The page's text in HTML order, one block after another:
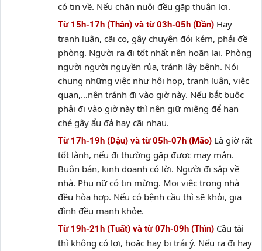
có tin về. Nếu chăn nuôi đều gặp thuận lợi.
Từ 15h-17h (Thân) và từ 03h-05h (Dần) Hay
tranh luận, cãi cọ, gây chuyện đói kém, phải đề
phòng. Người ra đi tốt nhất nên hoãn lại. Phòng
người người nguyền rủa, tránh lây bệnh. Nói
chung những việc như hội họp, tranh luận, việc
quan,…nên tránh đi vào giờ này. Nếu bắt buộc
phải đi vào giờ này thì nên giữ miệng để hạn
ché gây ẩu đả hay cãi nhau.
Từ 17h-19h (Dậu) và từ 05h-07h (Mão) Là giờ rất
tốt lành, nếu đi thường gặp được may mắn.
Buôn bán, kinh doanh có lời. Người đi sắp về
nhà. Phụ nữ có tin mừng. Mọi việc trong nhà
đều hòa hợp. Nếu có bệnh cầu thì sẽ khỏi, gia
đình đều mạnh khỏe.
Từ 19h-21h (Tuất) và từ 07h-09h (Thìn) Cầu tài
thì không có lợi, hoặc hay bị trái ý. Nếu ra đi hay